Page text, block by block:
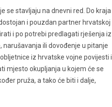
se stavljaju na dnevni red. Do kraja
i pouzdan partner hrvatskoj
i po potrebi predlagati rješenja iz
ili dovođenje u pitanje
iz hrvatske vojne povijesti i
mjesto okupljanja u kojem će se
pruža, a tako će biti i dalje,